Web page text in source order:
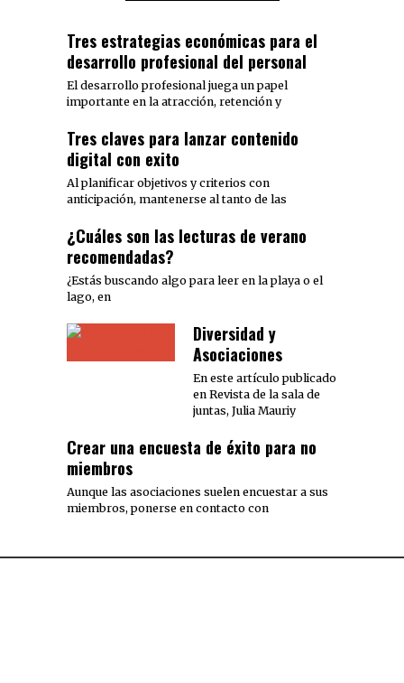
Tres estrategias económicas para el
desarrollo profesional del personal
El desarrollo profesional juega un papel
importante en la atracción, retención y
Tres claves para lanzar contenido
digital con exito
Al planificar objetivos y criterios con
anticipación, mantenerse al tanto de las
¿Cuáles son las lecturas de verano
recomendadas?
¿Estás buscando algo para leer en la playa o el
lago, en
Diversidad y
Asociaciones
En este artículo publicado
en Revista de la sala de
juntas, Julia Mauriy
Crear una encuesta de éxito para no
miembros
Aunque las asociaciones suelen encuestar a sus
miembros, ponerse en contacto con